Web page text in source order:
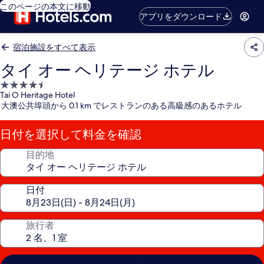
このページの本文に移動
アプリをダウンロード
宿泊施設をすべて表示
タイ オー ヘリテージ ホテル
4.5
つ
星
宿
泊
施
Tai O Heritage Hotel
大澳公共埠頭から 0.1 km でレストランのある高級感のあるホテル
日付を選択して料金を確認
目的地
日付
旅行者